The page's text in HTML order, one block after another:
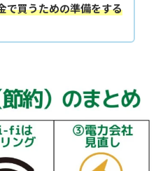
で買うための準備をする